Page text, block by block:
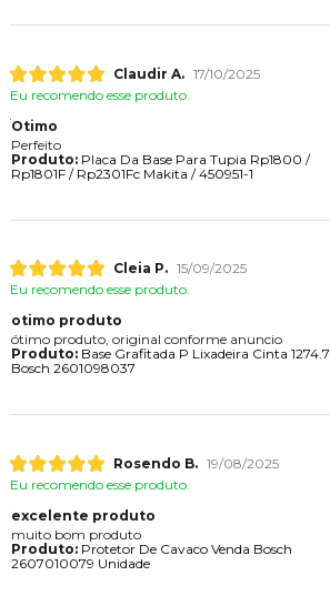
Claudir A. 17/10/2025
Eu recomendo esse produto.
Otimo
Perfeito
Produto:Placa Da Base Para Tupia Rp1800 /
Rp1801F / Rp2301Fc Makita / 450951-1
Cleia P. 15/09/2025
Eu recomendo esse produto.
otimo produto
ótimo produto, original conforme anuncio
Produto:Base Grafitada P Lixadeira Cinta 1274.7
Bosch 2601098037
Rosendo B. 19/08/2025
Eu recomendo esse produto.
excelente produto
muito bom produto
Produto:Protetor De Cavaco Venda Bosch
2607010079 Unidade